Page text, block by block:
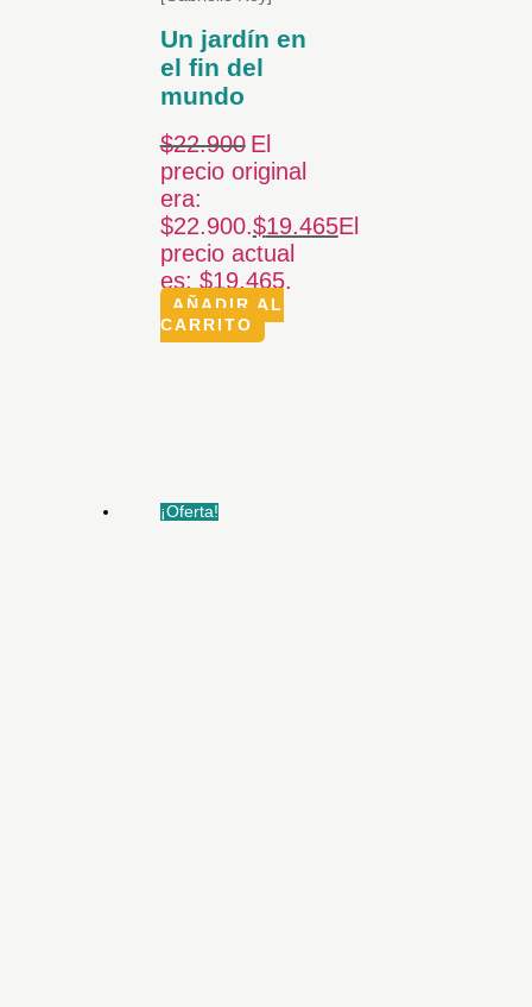
Un jardín en
el fin del
mundo
$22.900 El
precio original
era:
$22.900.$19.465El
precio actual
es: $19.465.
AÑADIR AL
CARRITO
¡Oferta!